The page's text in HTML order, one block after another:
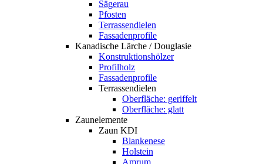
Sägerau
Pfosten
Terrassendielen
Fassadenprofile
Kanadische Lärche / Douglasie
Konstruktionshölzer
Profilholz
Fassadenprofile
Terrassendielen
Oberfläche: geriffelt
Oberfläche: glatt
Zaunelemente
Zaun KDI
Blankenese
Holstein
Amrum